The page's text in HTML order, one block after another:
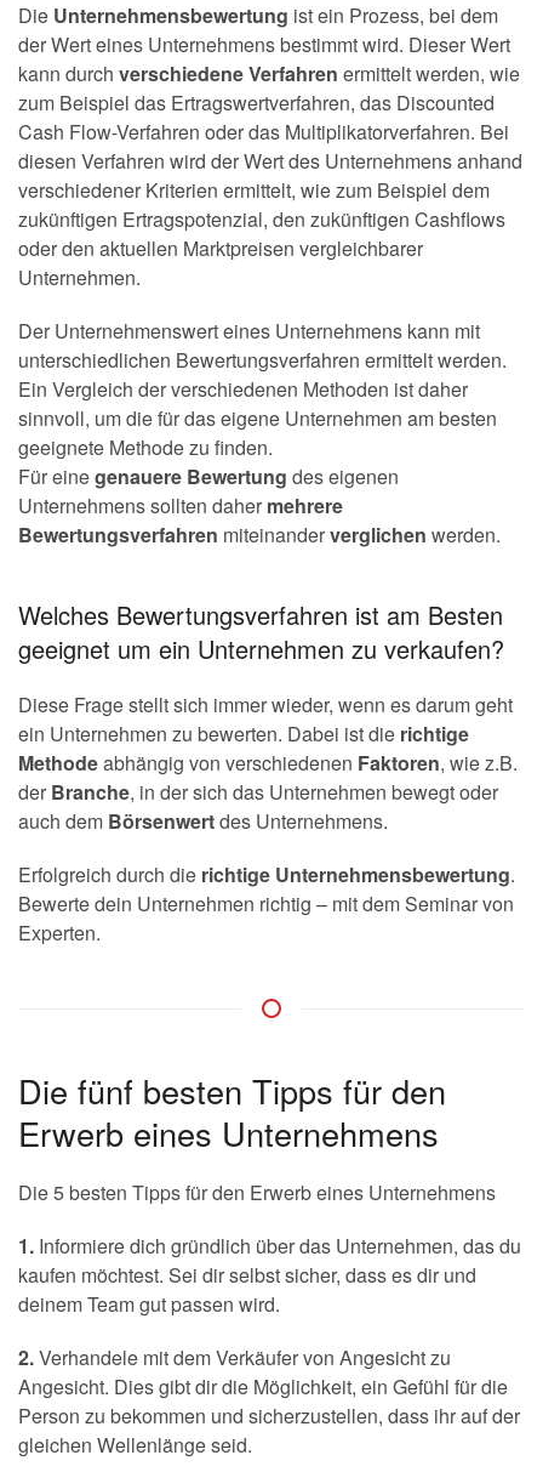
Die Unternehmensbewertung ist ein Prozess, bei dem
der Wert eines Unternehmens bestimmt wird. Dieser Wert
kann durch verschiedene Verfahren ermittelt werden, wie
zum Beispiel das Ertragswertverfahren, das Discounted
Cash Flow-Verfahren oder das Multiplikatorverfahren. Bei
diesen Verfahren wird der Wert des Unternehmens anhand
verschiedener Kriterien ermittelt, wie zum Beispiel dem
zukünftigen Ertragspotenzial, den zukünftigen Cashflows
oder den aktuellen Marktpreisen vergleichbarer
Unternehmen.
Der Unternehmenswert eines Unternehmens kann mit
unterschiedlichen Bewertungsverfahren ermittelt werden.
Ein Vergleich der verschiedenen Methoden ist daher
sinnvoll, um die für das eigene Unternehmen am besten
geeignete Methode zu finden.
Für einegenauere Bewertung des eigenen
Unternehmens sollten daher mehrere
Bewertungsverfahren miteinanderverglichen werden.
Welches Bewertungsverfahren ist am Besten
geeignet um ein Unternehmen zu verkaufen?
Diese Frage stellt sich immer wieder, wenn es darum geht
ein Unternehmen zu bewerten. Dabei ist die richtige
Methodeabhängig von verschiedenen Faktoren, wie z.B.
der Branche, in der sich das Unternehmen bewegt oder
auch dem Börsenwertdes Unternehmens.
Erfolgreich durch die richtige Unternehmensbewertung.
Bewerte dein Unternehmen richtig – mit dem Seminar von
Experten.
Die fünf besten Tipps für den
Erwerb eines Unternehmens
Die 5 besten Tipps für den Erwerb eines Unternehmens
1. Informiere dich gründlich über das Unternehmen, das du
kaufen möchtest. Sei dir selbst sicher, dass es dir und
deinem Team gut passen wird.
2.Verhandele mit dem Verkäufer von Angesicht zu
Angesicht. Dies gibt dir die Möglichkeit, ein Gefühl für die
Person zu bekommen und sicherzustellen, dass ihr auf der
gleichen Wellenlänge seid.